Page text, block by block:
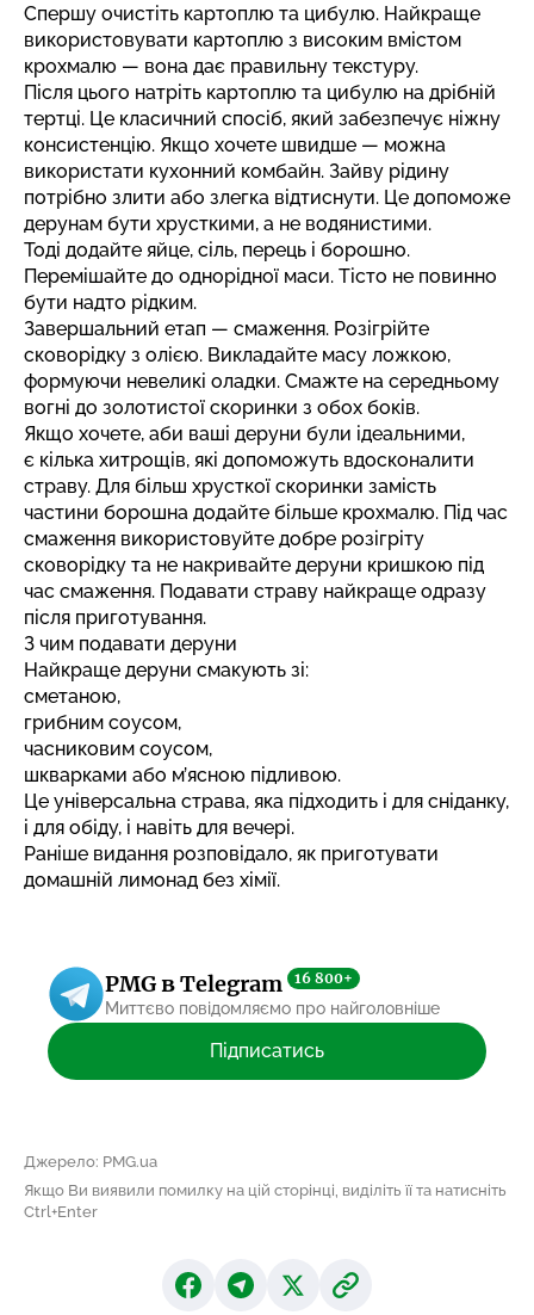
Спершу очистіть картоплю та цибулю. Найкраще
використовувати картоплю з високим вмістом
крохмалю — вона дає правильну текстуру.
Після цього натріть картоплю та цибулю на дрібній
тертці. Це класичний спосіб, який забезпечує ніжну
консистенцію. Якщо хочете швидше — можна
використати кухонний комбайн. Зайву рідину
потрібно злити або злегка відтиснути. Це допоможе
дерунам бути хрусткими, а не водянистими.
Тоді додайте яйце, сіль, перець і борошно.
Перемішайте до однорідної маси. Тісто не повинно
бути надто рідким.
Завершальний етап — смаження. Розігрійте
сковорідку з олією. Викладайте масу ложкою,
формуючи невеликі оладки. Смажте на середньому
вогні до золотистої скоринки з обох боків.
Якщо хочете, аби ваші деруни були ідеальними,
є кілька хитрощів, які допоможуть вдосконалити
страву. Для більш хрусткої скоринки замість
частини борошна додайте більше крохмалю. Під час
смаження використовуйте добре розігріту
сковорідку та не накривайте деруни кришкою під
час смаження. Подавати страву найкраще одразу
після приготування.
З чим подавати деруни
Найкраще деруни смакують зі:
сметаною,
грибним соусом,
часниковим соусом,
шкварками або м’ясною підливою.
Це універсальна страва, яка підходить і для сніданку,
і для обіду, і навіть для вечері.
Раніше видання розповідало, як приготувати
домашній лимонад без хімії.
PMG в Telegram 16 800+
Миттєво повідомляємо про найголовніше
Підписатись
Джерело: PMG.ua
Якщо Ви виявили помилку на цій сторінці, виділіть її та натисніть
Ctrl+Enter